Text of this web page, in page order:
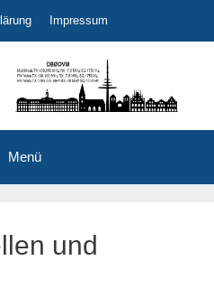
Impressum
Menü
und